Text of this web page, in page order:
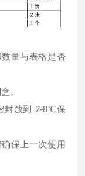
量与表格是否
。
封放到 2-8℃保
保上一次使用